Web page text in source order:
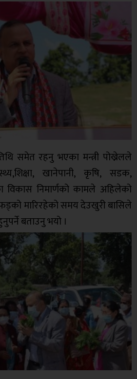
समेत रहनु भएका मन्त्री पोख्रेलले
खानेपानी, कृषि, सडक,
विकास निमार्णको कामले अहिलेको
फड्को मारिरहेको समय देउखुरी बासिले
बताउनु भयो ।